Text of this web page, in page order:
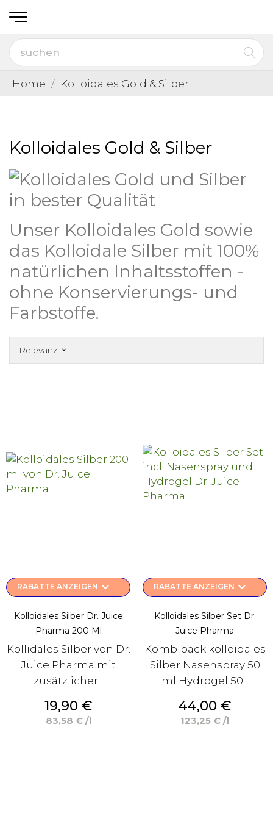
Home Kolloidales Gold & Silber
Kolloidales Gold & Silber
Unser Kolloidales Gold sowie
das Kolloidale Silber mit 100%
natürlichen Inhaltsstoffen -
ohne Konservierungs- und
Farbstoffe.
Relevanz keyboard_arrow_down
RABATTE ANZEIGEN keyboard_arrow_down
Kolloidales Silber Dr. Juice
Pharma 200 Ml
Kollidales Silber von Dr.
Juice Pharma mit
zusätzlicher...
Preis
19,90 €
83,58 € /l
RABATTE ANZEIGEN keyboard_arrow_down
Kolloidales Silber Set Dr.
Juice Pharma
Kombipack kolloidales
Silber Nasenspray 50
ml Hydrogel 50...
Preis
44,00 €
123,25 € /l